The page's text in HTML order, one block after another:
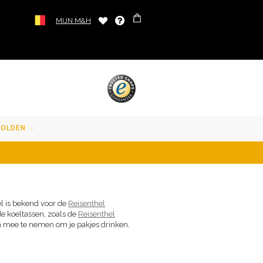
MIJN M&H
is bekend voor de Reisenthel
koeltassen, zoals de Reisenthel
te nemen om je pakjes drinken,